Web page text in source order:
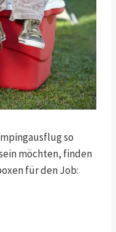
so
möchten, finden
für den Job: